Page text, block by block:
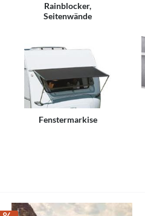
Rainblocker,
Seitenwände
Fenstermarkise